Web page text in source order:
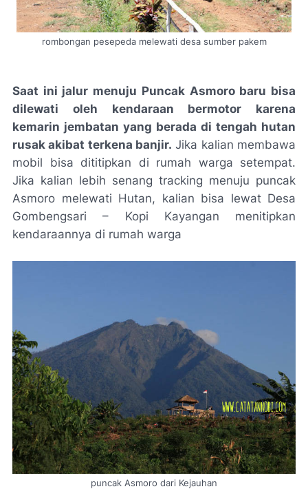
rombongan pesepeda melewati desa sumber pakem
Saat ini jalur menuju Puncak Asmoro baru bisa
dilewati oleh kendaraan bermotor karena
kemarin jembatan yang berada di tengah hutan
rusak akibat terkena banjir. Jika kalian membawa
mobil bisa dititipkan di rumah warga setempat.
Jika kalian lebih senang tracking menuju puncak
Asmoro melewati Hutan, kalian bisa lewat Desa
Gombengsari – Kopi Kayangan menitipkan
kendaraannya di rumah warga
puncak Asmoro dari Kejauhan